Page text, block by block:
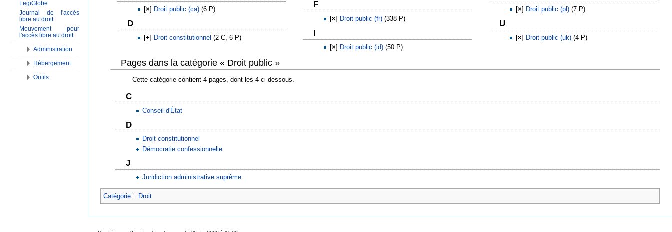
[×] Droit public (ca) ‎(6 P)
D
[+] Droit constitutionnel ‎(2 C, 6 P)
F
[×] Droit public (fr) ‎(338 P)
I
[×] Droit public (id) ‎(50 P)
[×] Droit public (pl) ‎(7 P)
U
[×] Droit public (uk) ‎(4 P)
Pages dans la catégorie « Droit public »
Cette catégorie contient 4 pages, dont les 4 ci-dessous.
C
Conseil d'État
D
Droit constitutionnel
Démocratie confessionnelle
J
Juridiction administrative suprême
Catégorie : Droit
LegiGlobe
Journal de l'accès
libre au droit
Mouvement pour
l'accès libre au droit
Administration
Hébergement
Outils